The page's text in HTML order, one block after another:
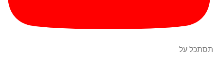
תסתכל על